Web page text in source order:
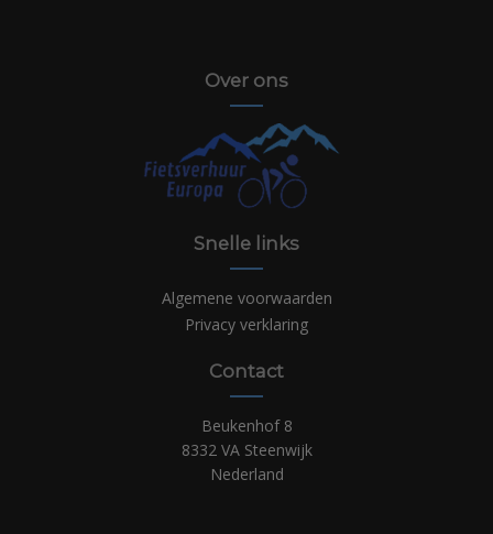
Over ons
Snelle links
Algemene voorwaarden
Privacy verklaring
Contact
Beukenhof 8
8332 VA Steenwijk
Nederland